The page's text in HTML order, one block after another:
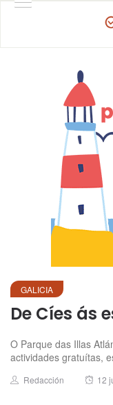
GALICIA
De Cíes ás
O Parque das Illas
actividades gratuítas,
Author
Redacción 12